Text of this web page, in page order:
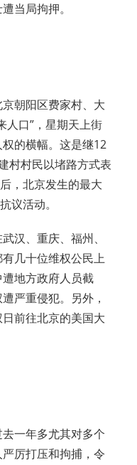
当局拘押。
朝阳区费家村、大
人口”，星期天上街
的横幅。这是继12
村村民以堵路方式表
，北京发生的最大
议活动。
汉、重庆、福州、
几十位维权公民上
地方政府人员截
严重侵犯。另外，
前往北京的美国大
一年多尤其对多个
厉打压和拘捕，令